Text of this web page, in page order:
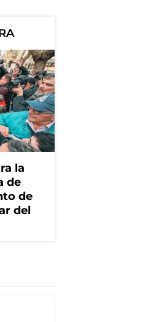
la
de
de
del